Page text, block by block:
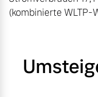
(kombinierte WLTP-